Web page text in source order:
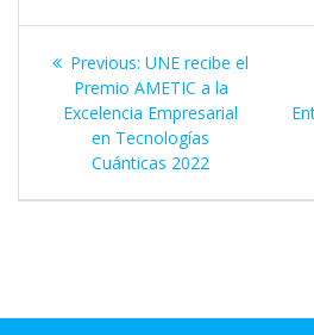
Previous: UNE recibe el
Premio AMETIC a la
Excelencia Empresarial
en Tecnologías
Cuánticas 2022